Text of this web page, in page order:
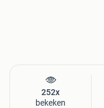
252x
bekeken